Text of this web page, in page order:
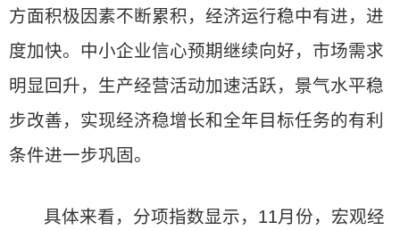
方面积极因素不断累积，经济运行稳中有进，进
度加快。中小企业信心预期继续向好，市场需求
明显回升，生产经营活动加速活跃，景气水平稳
步改善，实现经济稳增长和全年目标任务的有利
条件进一步巩固。
具体来看，分项指数显示，11月份，宏观经